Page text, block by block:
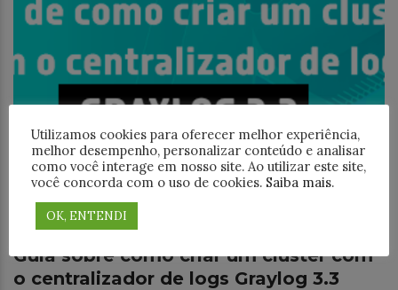
Monitoramento TI
Guia sobre como criar um cluster com
o centralizador de logs Graylog 3.3
Utilizamos cookies para oferecer melhor experiência,
melhor desempenho, personalizar conteúdo e analisar
como você interage em nosso site. Ao utilizar este site,
você concorda com o uso de cookies. Saiba mais.
OK, ENTENDI